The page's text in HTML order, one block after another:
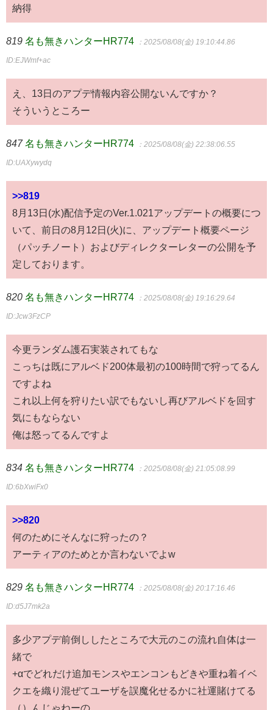
納得
819 名も無きハンターHR774 ：2025/08/08(金) 19:10:44.86
ID:EJWmf+ac
え、13日のアプデ情報内容公開ないんですか？
そういうところー
847 名も無きハンターHR774 ：2025/08/08(金) 22:38:06.55
ID:UAXywydq
>>819
8月13日(水)配信予定のVer.1.021アップデートの概要につ
いて、前日の8月12日(火)に、アップデート概要ページ
（パッチノート）およびディレクターレターの公開を予
定しております。
820 名も無きハンターHR774 ：2025/08/08(金) 19:16:29.64
ID:Jcw3FzCP
今更ランダム護石実装されてもな
こっちは既にアルベド200体最初の100時間で狩ってるん
ですよね
これ以上何を狩りたい訳でもないし再びアルベドを回す
気にもならない
俺は怒ってるんですよ
834 名も無きハンターHR774 ：2025/08/08(金) 21:05:08.99
ID:6bXwiFx0
>>820
何のためにそんなに狩ったの？
アーティアのためとか言わないでよw
829 名も無きハンターHR774 ：2025/08/08(金) 20:17:16.46
ID:d5J7mk2a
多少アプデ前倒ししたところで大元のこの流れ自体は一
緒で
+αでどれだけ追加モンスやエンコンもどきや重ね着イベ
クエを織り混ぜてユーザを誤魔化せるかに社運賭けてる
（）んじゃねーの